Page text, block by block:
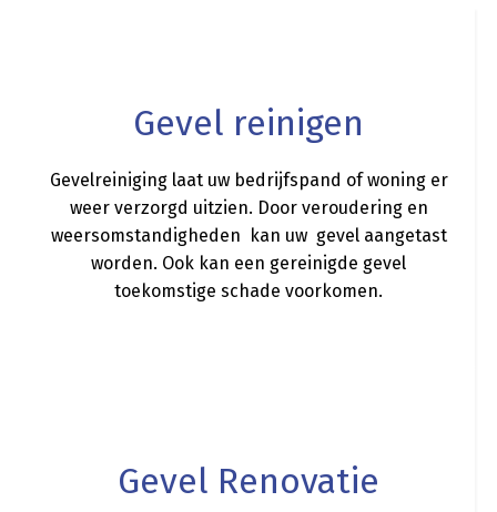
Gevel reinigen
Gevelreiniging laat uw bedrijfspand of woning er
weer verzorgd uitzien. Door veroudering en
weersomstandigheden kan uw gevel aangetast
worden. Ook kan een gereinigde gevel
toekomstige schade voorkomen.
Gevel Renovatie